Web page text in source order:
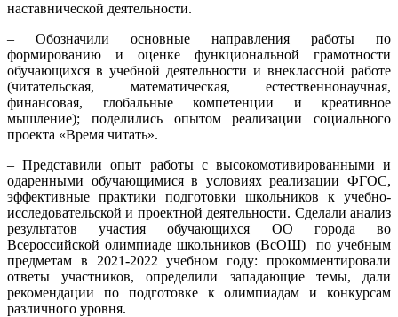
наставнической деятельности.
– Обозначили основные направления работы по
формированию и оценке функциональной грамотности
обучающихся в учебной деятельности и внеклассной работе
(читательская, математическая, естественнонаучная,
финансовая, глобальные компетенции и креативное
мышление); поделились опытом реализации социального
проекта «Время читать».
– Представили опыт работы с высокомотивированными и
одаренными обучающимися в условиях реализации ФГОС,
эффективные практики подготовки школьников к учебно-
исследовательской и проектной деятельности. Сделали анализ
результатов участия обучающихся ОО города во
Всероссийской олимпиаде школьников (ВсОШ) по учебным
предметам в 2021-2022 учебном году: прокомментировали
ответы участников, определили западающие темы, дали
рекомендации по подготовке к олимпиадам и конкурсам
различного уровня.